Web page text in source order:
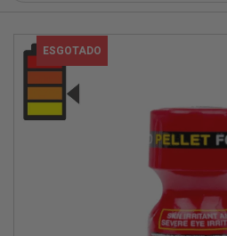
ESGOTADO